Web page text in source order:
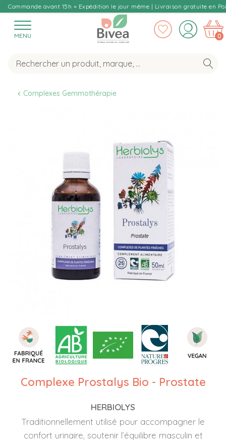
Commande avant 15h = Expédition le jour même | Livraison gratuite en
MENU 0
Complexes Gemmothérapie
Complexe Prostalys Bio - Prostate
HERBIOLYS
Traditionnellement utilisé pour accompagner le
confort urinaire, soutenir l’équilibre masculin et